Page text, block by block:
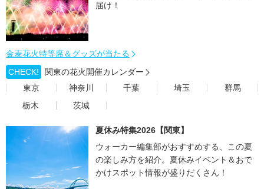
届け！
金麦花火特等席＆グッズが当たる
CHECK!
関東の花火開催カレンダー
東京
神奈川 千葉 埼玉
群馬
栃木
茨城
夏休み特集2026【関東】
ウォーカー編集部がおすすめする、この夏
の楽しみ方を紹介。夏休みイベント＆おで
かけスポット情報が盛りだくさん！